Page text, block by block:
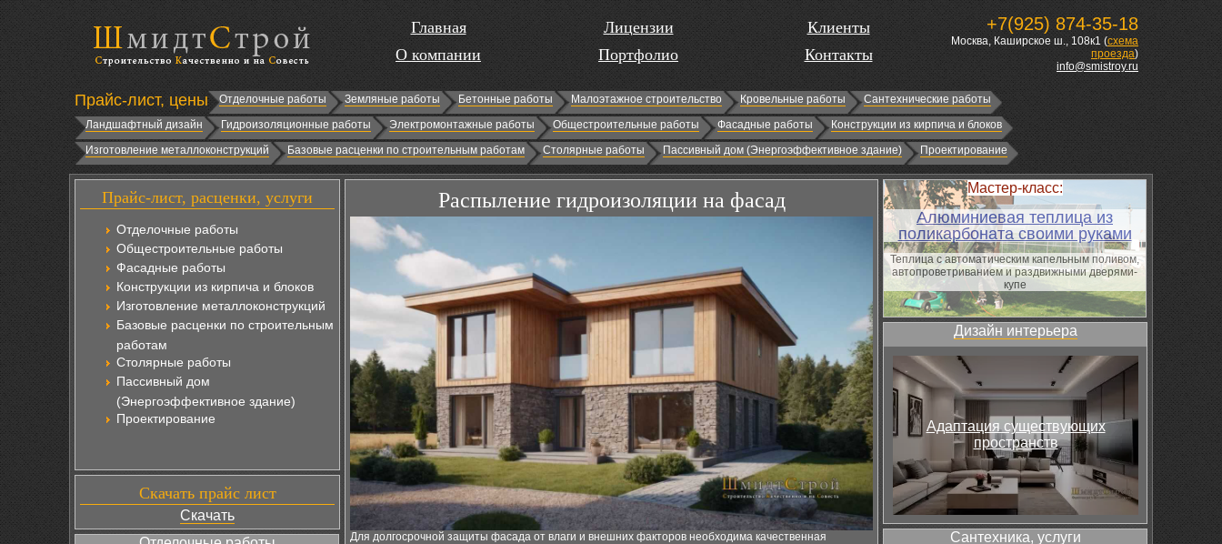
Главная
О компании
Лицензии
Портфолио
Клиенты
Контакты
+7(925) 874-35-18
Москва, Каширское ш., 108к1 (схема
проезда)
info@smistroy.ru
Прайс-лист, цены Отделочные работы Земляные работы Бетонные работы Малоэтажное строительство Кровельные работы
Сантехнические работы
Ландшафтный дизайн
Гидроизоляционные работы Электромонтажные работы Общестроительные работы Фасадные работы
Конструкции из кирпича и блоков
Изготовление металлоконструкций
Базовые расценки по строительным работам Столярные работы Пассивный дом (Энергоэффективное здание) Проектирование
Прайс-лист, расценки, услуги
Отделочные работы
Общестроительные работы
Фасадные работы
Конструкции из кирпича и блоков
Изготовление металлоконструкций
Базовые расценки по строительным
работам
Столярные работы
Пассивный дом
(Энергоэффективное здание)
Проектирование
Скачать прайс лист
Скачать
Распыление гидроизоляции на фасад
Для долгосрочной защиты фасада от влаги и внешних факторов необходима качественная
Мастер-класс:
Алюминиевая теплица из
поликарбоната своими руками
Теплица с автоматическим капельным поливом,
автопроветриванием и раздвижными дверями-
купе
Дизайн интерьера
Адаптация существующих
пространств
Сантехника, услуги